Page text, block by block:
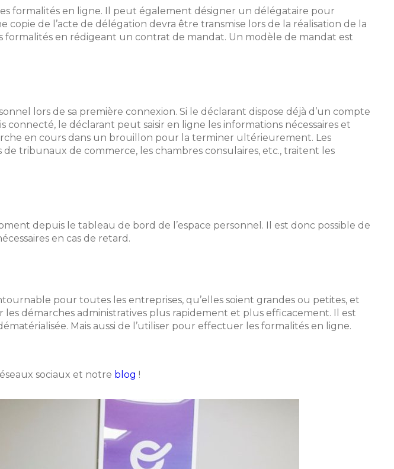
formalités en ligne. Il peut également désigner un délégataire pour
de l’acte de délégation devra être transmise lors de la réalisation de la
en rédigeant un contrat de mandat. Un modèle de mandat est
lors de sa première connexion. Si le déclarant dispose déjà d’un compte
connecté, le déclarant peut saisir en ligne les informations nécessaires et
en cours dans un brouillon pour la terminer ultérieurement. Les
de tribunaux de commerce, les chambres consulaires, etc., traitent les
depuis le tableau de bord de l’espace personnel. Il est donc possible de
en cas de retard.
pour toutes les entreprises, qu’elles soient grandes ou petites, et
démarches administratives plus rapidement et plus efficacement. Il est
Mais aussi de l’utiliser pour effectuer les formalités en ligne.
sociaux et notre blog !